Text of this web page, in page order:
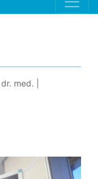
med.